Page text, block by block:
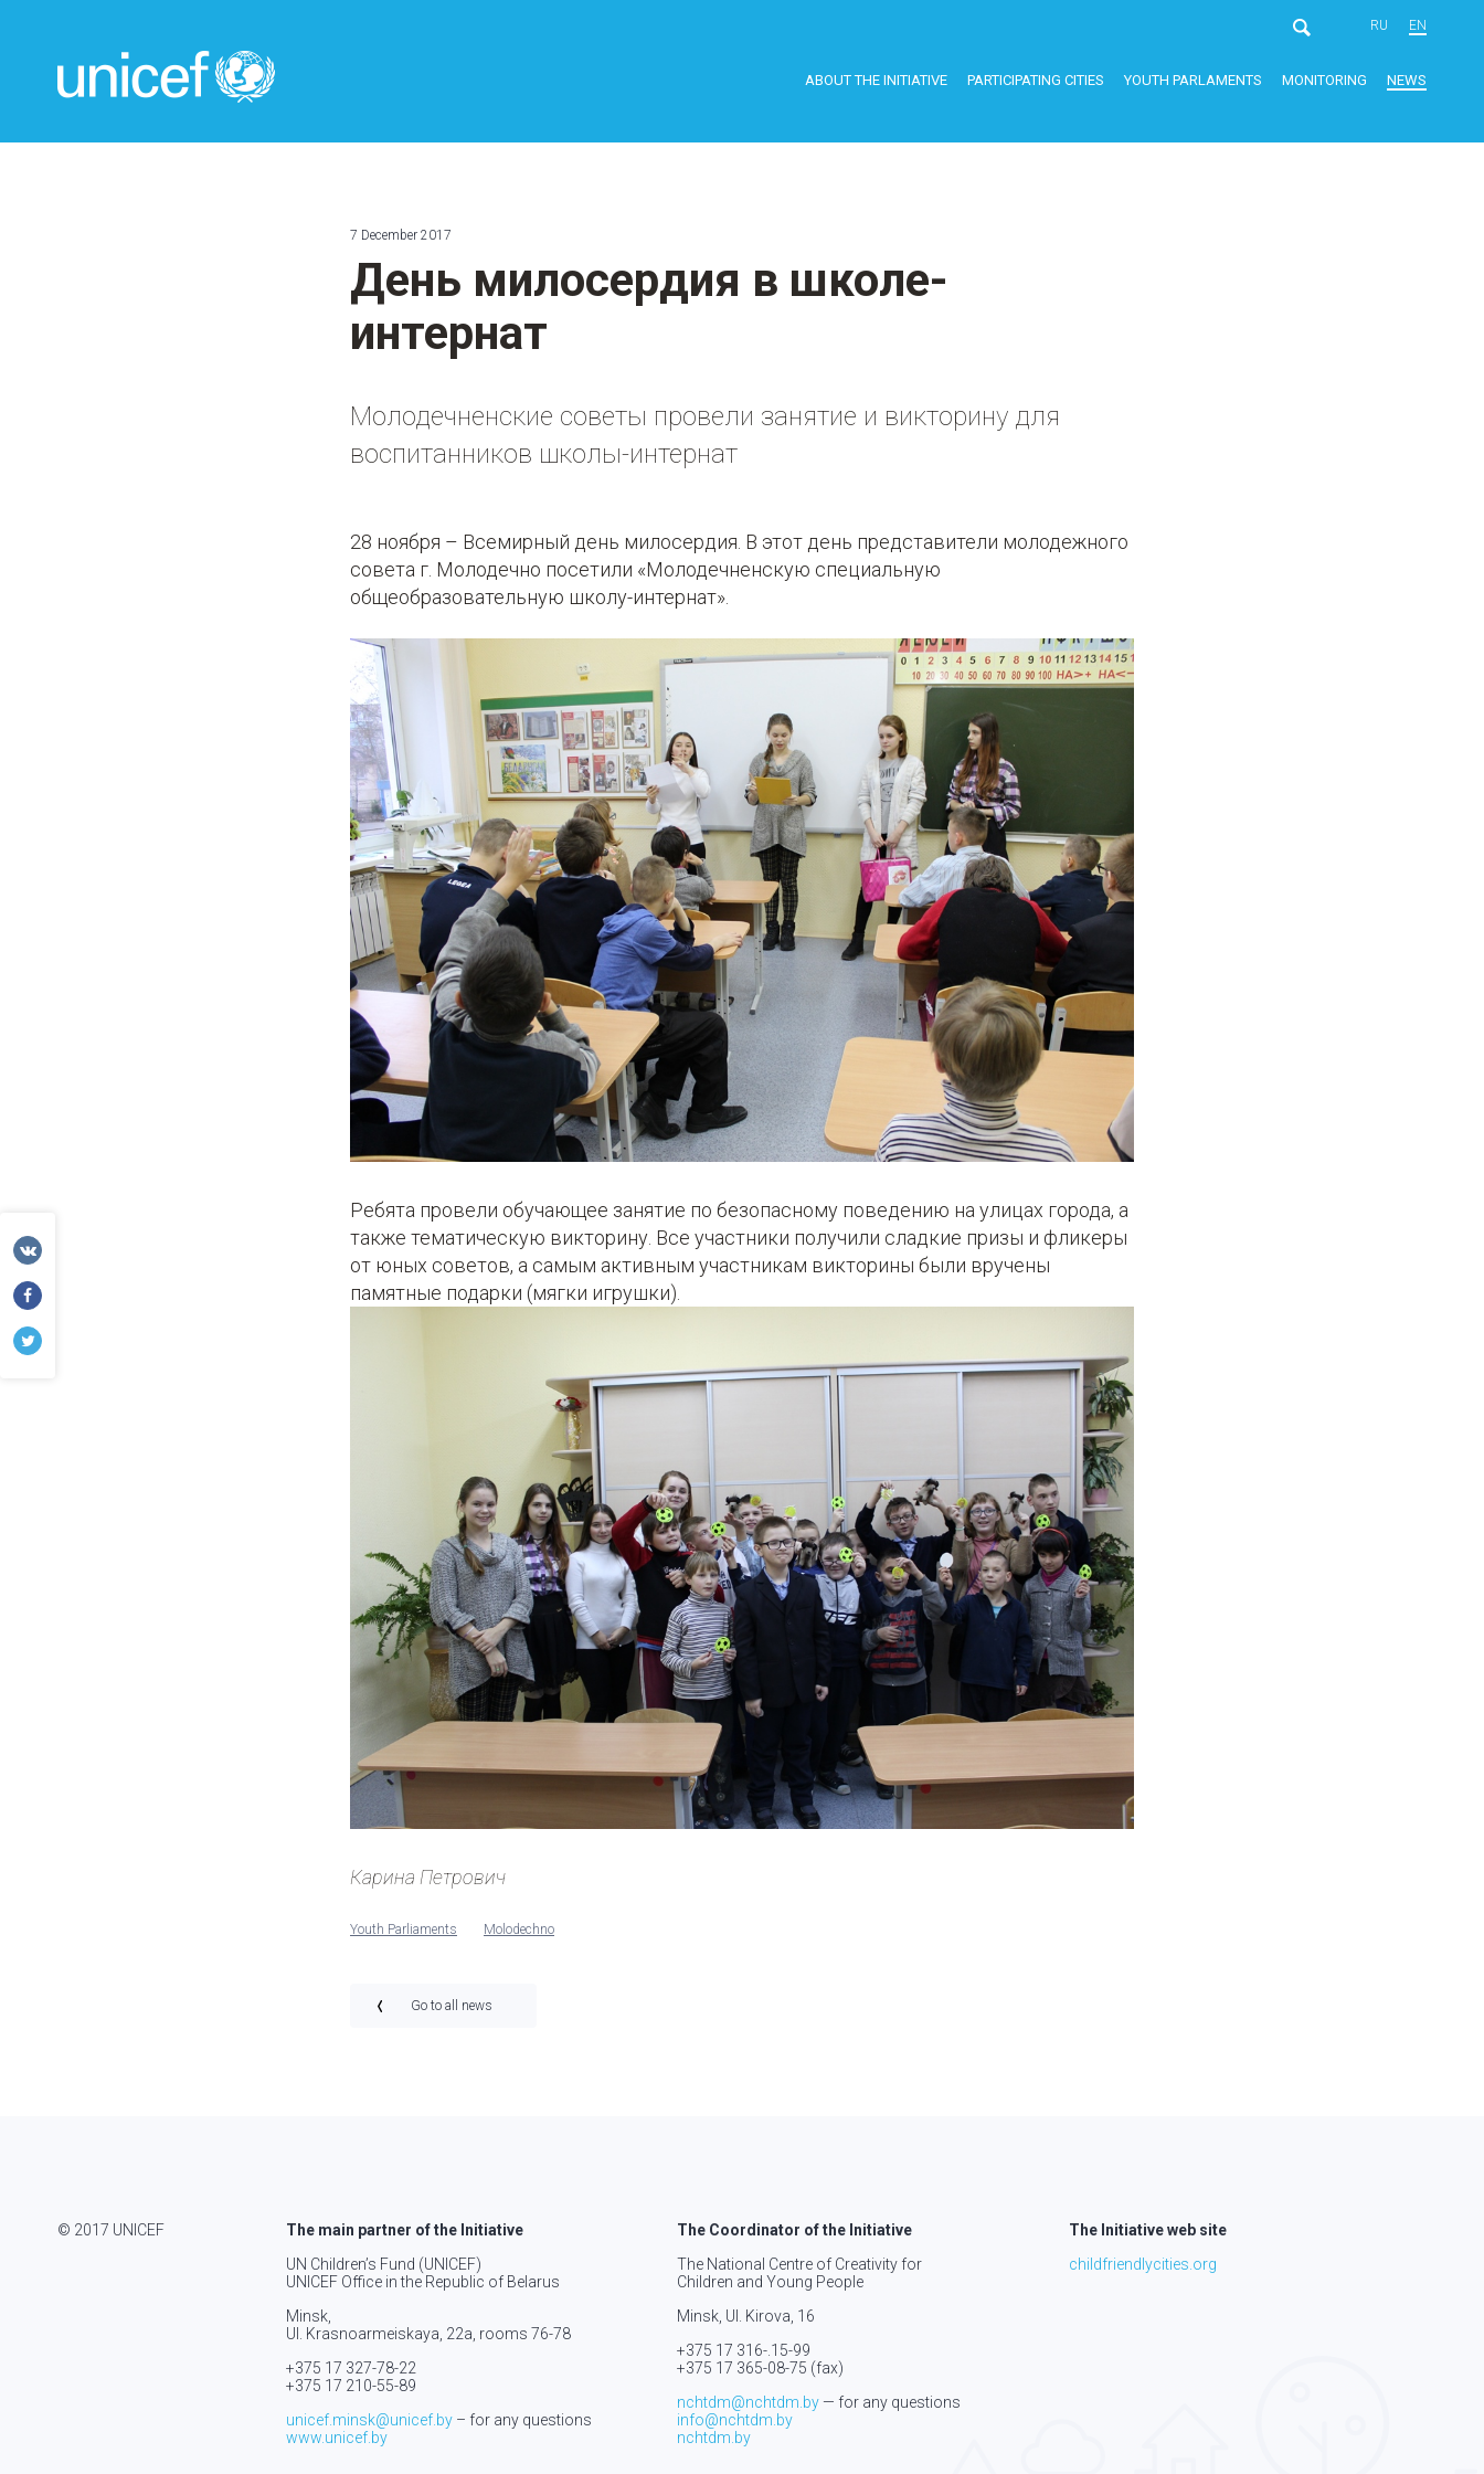
UNICEF
RU EN
ABOUT THE INITIATIVE PARTICIPATING CITIES YOUTH PARLAMENTS MONITORING NEWS
7 December 2017
День милосердия в школе-
интернат
Молодечненские советы провели занятие и викторину для
воспитанников школы-интернат
28 ноября – Всемирный день милосердия. В этот день представители молодежного
совета г. Молодечно посетили «Молодечненскую специальную
общеобразовательную школу-интернат».
Ребята провели обучающее занятие по безопасному поведению на улицах города, а
также тематическую викторину. Все участники получили сладкие призы и фликеры
от юных советов, а самым активным участникам викторины были вручены
памятные подарки (мягки игрушки).
Карина Петрович
Youth Parliaments Molodechno
Go to all news
© 2017 UNICEF
The main partner of the Initiative
UN Children’s Fund (UNICEF)
UNICEF Office in the Republic of Belarus
Minsk,
Ul. Krasnoarmeiskaya, 22а, rooms 76-78
+375 17 327-78-22
+375 17 210-55-89
unicef.minsk@unicef.by– for any questions
www.unicef.by
The Coordinator of the Initiative
The National Centre of Creativity for
Children and Young People
Minsk, Ul. Kirova, 16
+375 17 316-.15-99
+375 17 365-08-75 (fax)
nchtdm@nchtdm.by — for any questions
info@nchtdm.by
nchtdm.by
The Initiative web site
childfriendlycities.org